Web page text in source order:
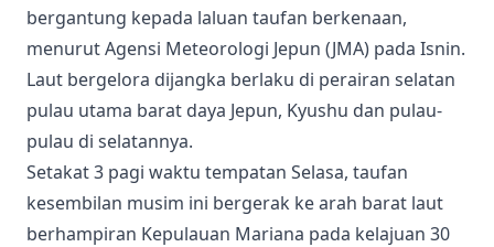
bergantung kepada laluan taufan berkenaan,
menurut Agensi Meteorologi Jepun (JMA) pada Isnin.
Laut bergelora dijangka berlaku di perairan selatan
pulau utama barat daya Jepun, Kyushu dan pulau-
pulau di selatannya.
Setakat 3 pagi waktu tempatan Selasa, taufan
kesembilan musim ini bergerak ke arah barat laut
berhampiran Kepulauan Mariana pada kelajuan 30